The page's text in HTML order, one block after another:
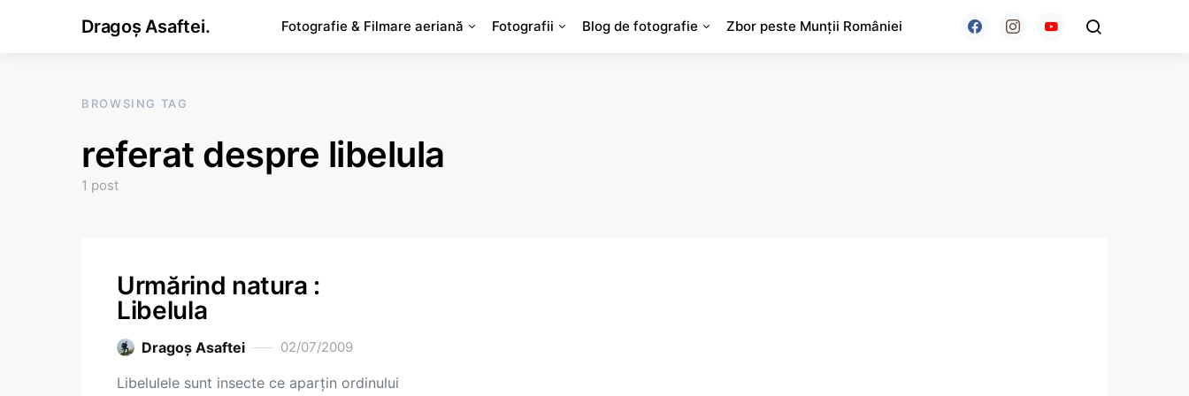
Dragoș Asaftei. Fotografie & Filmare aeriană Fotografii Blog de fotografie Zbor peste Munții României
BROWSING TAG
referat despre libelula
1 post
Urmărind natura :
Libelula
Dragoş Asaftei 02/07/2009
Libelulele sunt insecte ce aparţin ordinului